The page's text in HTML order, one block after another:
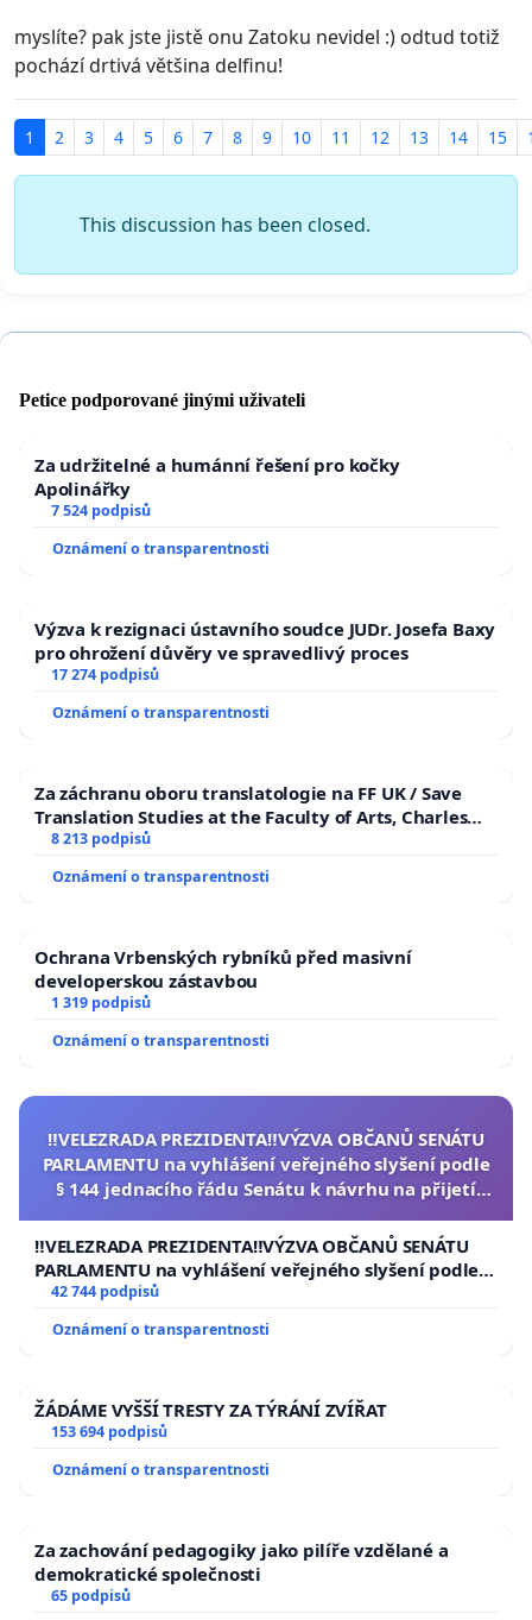
myslíte? pak jste jistě onu Zatoku nevidel :) odtud totiž
pochází drtivá většina delfinu!
1 2 3 4 5 6 7 8 9 10 11 12 13 14 15
This discussion has been closed.
Petice podporované jinými uživateli
Za udržitelné a humánní řešení pro kočky
Apolinářky
7 524 podpisů
Oznámení o transparentnosti
Výzva k rezignaci ústavního soudce JUDr. Josefa Baxy
pro ohrožení důvěry ve spravedlivý proces
17 274 podpisů
Oznámení o transparentnosti
Za záchranu oboru translatologie na FF UK / Save
Translation Studies at the Faculty of Arts, Charles
University
8 213 podpisů
Oznámení o transparentnosti
Ochrana Vrbenských rybníků před masivní
developerskou zástavbou
1 319 podpisů
Oznámení o transparentnosti
‼️VELEZRADA PREZIDENTA‼️VÝZVA OBČANŮ SENÁTU
PARLAMENTU na vyhlášení veřejného slyšení podle
§ 144 jednacího řádu Senátu k návrhu na přijetí
republiky
‼️VELEZRADA PREZIDENTA‼️VÝZVA OBČANŮ SENÁTU
PARLAMENTU na vyhlášení veřejného slyšení podle §
144 jednacího řádu Senátu k návrhu na přijetí
usnesení k podání ústavní žaloby na prezidenta
republiky
42 744 podpisů
Oznámení o transparentnosti
ŽÁDÁME VYŠŠÍ TRESTY ZA TÝRÁNÍ ZVÍŘAT
153 694 podpisů
Oznámení o transparentnosti
Za zachování pedagogiky jako pilíře vzdělané a
demokratické společnosti
65 podpisů